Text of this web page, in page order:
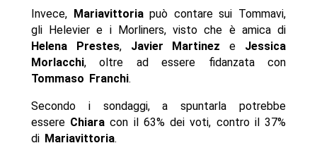
Invece, Mariavittoriapuò contare sui Tommavi,
gli Helevier e i Morliners, visto che è amica di
Helena Prestes, Javier Martineze Jessica
Morlacchi, oltre ad essere fidanzata con
Tommaso Franchi.
Secondo i sondaggi, a spuntarla potrebbe
essere Chiara con il 63% dei voti, contro il 37%
di Mariavittoria.